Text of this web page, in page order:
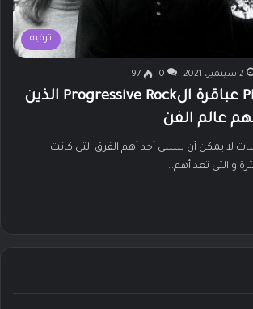
ترفيه
2 سبتمبر، 2021 0
97
فرقة Pink Floyd عباقرة الProgressive Rock الذين
عالم الفن
لا يمكن أن ننسى أحد أهم الفرق التى كانت
و التى تعد أهم…